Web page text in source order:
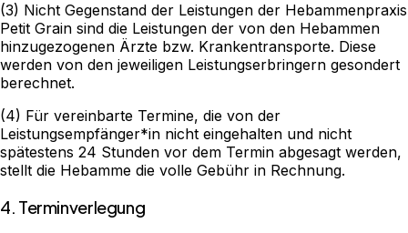
(3) Nicht Gegenstand der Leistungen der Hebammenpraxis
Petit Grain sind die Leistungen der von den Hebammen
hinzugezogenen Ärzte bzw. Krankentransporte. Diese
werden von den jeweiligen Leistungserbringern gesondert
berechnet.
(4) Für vereinbarte Termine, die von der
Leistungsempfänger*in nicht eingehalten und nicht
spätestens 24 Stunden vor dem Termin abgesagt werden,
stellt die Hebamme die volle Gebühr in Rechnung.
4. Terminverlegung